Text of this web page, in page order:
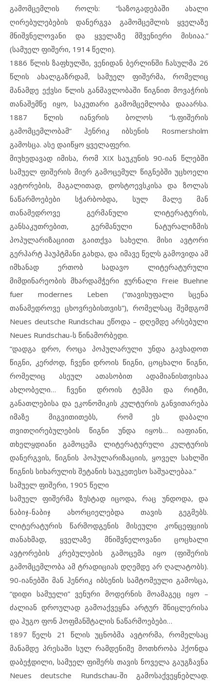
გამომცემლის როლს: “საზოგადებაში ახალი
ღირებულებების დანერგვა გამომცემლის ყველაზე
მნიშვნელოვანი და ყველაზე მშვენიერი მისიაა.”
(სამუელ ფიშერი, 1914 წელი).
1886 წლის ზაფხულში, ვენიდან ბერლინში ჩასულმა 26
წლის ახალგაზრდამ, სამუელ ფიშერმა, რომელიც
მანამდე ექვსი წლის განმავლობაში წიგნით მოვაჭრის
თანაშემწე იყო, საკუთარი გამომცემლობა დააარსა.
1887 წლის იანვრის ბოლოს “ს.ფიშერის
გამომცემლობამ” ჰენრიკ იბსენის Rosmersholm
გამოსცა. ასე დაიწყო ყველაფერი.
მიუხედავად იმისა, რომ XIX საუკუნის 90-იან წლებში
სამუელ ფიშერის მიერ გამოცემულ წიგნებში უცხოელი
ავტორების, მაგალითად, დოსტოევსკისა და ზოლას
ნაწარმოებები სჭარბობდა, სულ მალე მან
თანამედროვე გერმანული ლიტერატურის,
განსაკუთრებით, გერმანული ნატურალიზმის
პოპულარიზაციით გაითქვა სახელი. მისი ავტორი
გერჰარტ ჰაუპტმანი გახდა, და იმავე წელს გამოვიდა ამ
იმხანად ერთობ სადავო ლიტერატურული
მიმდინარეობის მხარდამჭერი ჟურნალი Freie Buehne
fuer modernes Leben (“თავისუფალი სცენა
თანამედროვე ცხოვრებისთვის”), რომელსაც შემდგომ
Neues deutsche Rundschau ეწოდა – დღემდე არსებული
Neues Rundschau-ს წინამორბედი.
“დადგა დრო, როცა პოპულარული უნდა გავხადოთ
წიგნი, კერძოდ, ჩვენი დროის წიგნი, ცოცხალი წიგნი,
რომელიც ასეულ ათასობით ადამიანისთვისაა
ახლობელი… ჩვენი დროის ტემპი და რიტმი,
განათლებისა და ეკონომიკის კულტურის განვითარება
იმაზე მიგვითითებს, რომ ეს დაბალი
თვითღირებულების წიგნი უნდა იყოს… იაფიანი,
თხელყდიანი გამოცემა ლიტერატურული კულტურის
დანერგვის, წიგნის პოპულარიზაციის, ყოველ სახლში
წიგნის სიხარულის შეტანის საუკეთესო საშუალებაა.”
სამუელ ფიშერი, 1905 წელი
სამუელ ფიშერმა ზუსტად იცოდა, რაც უნდოდა, და
ნაბიჯ-ნაბიჯ ახორციელებდა თავის გეგმებს.
ლიტერატურის წარმოდგენის მისეული კონცეფციის
თანახმად, ყველაზე მნიშვნელოვანი ცოცხალი
ავტორების კრებულების გამოცემა იყო (ფიშერის
გამომცემლობა ამ ტრადიციას დღემდე არ ღალატობს).
90-იანებში მან ჰენრიკ იბსენის სამტომეული გამოსცა,
“დიდი სამუელი” ვენური მოდერნის მოამაგეც იყო –
ძალიან დროულად გამოაქვეყნა არტურ შნიცლერისა
და ჰუგო ფონ ჰოფმანშტალის ნაწარმოებები…
1897 წელს 21 წლის უცნობმა ავტორმა, რომელსაც
მანამდე პრესაში სულ რამდენიმე მოთხრობა ჰქონდა
დაბეჭდილი, სამუელ ფიშერს თავის ნოველა გაუგზავნა
Neues deutsche Rundschau-ში გამოსაქვეყნებლად.